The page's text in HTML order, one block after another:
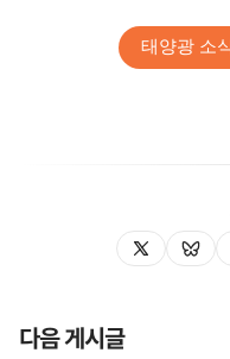
태양광 소
다음 게시글